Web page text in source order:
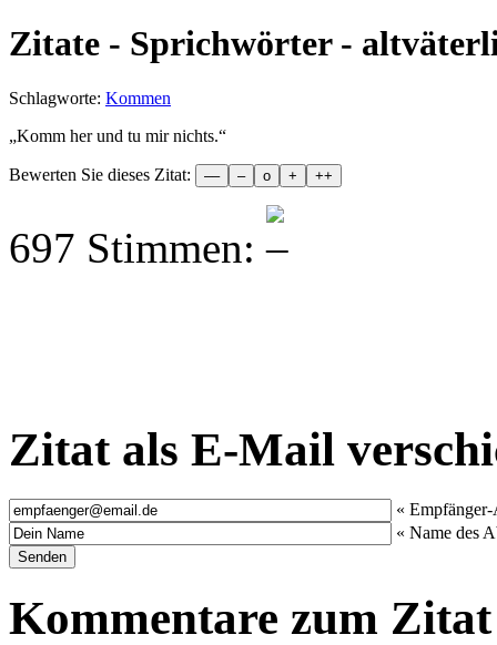
Zitate - Sprichwörter -
Schlagworte: Kommen
„Komm her und tu mir nichts.“
Bewerten Sie dieses Zitat:
697 Stimmen:
Zitat als E-Mail
« Empfänger-
« Name des
Kommentare zum Zitat